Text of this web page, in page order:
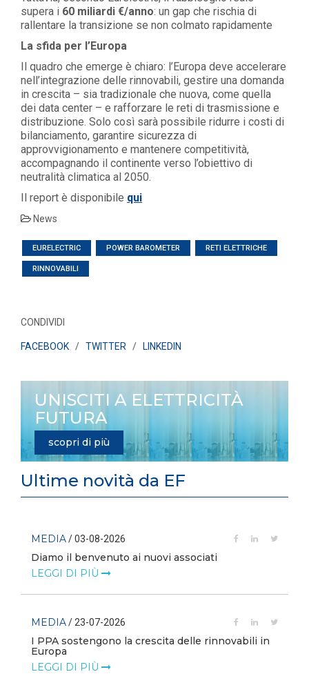
supera i 60 miliardi €/anno: un gap che rischia di
rallentare la transizione se non colmato rapidamente
La sfida per l’Europa
Il quadro che emerge è chiaro: l’Europa deve accelerare
nell’integrazione delle rinnovabili, gestire una domanda
in crescita – sia tradizionale che nuova, come quella
dei data center – e rafforzare le reti di trasmissione e
distribuzione. Solo così sarà possibile ridurre i costi di
bilanciamento, garantire sicurezza di
approvvigionamento e mantenere competitività,
accompagnando il continente verso l’obiettivo di
neutralità climatica al 2050.
Il report è disponibile qui
News
EURELECTRIC POWER BAROMETER RETI ELETTRICHE
RINNOVABILI
CONDIVIDI
FACEBOOK / TWITTER / LINKEDIN
UNISCITI A ELETTRICITÀ
FUTURA
scopri di più
Ultime novità da EF
MEDIA/ 03-08-2026
Diamo il benvenuto ai nuovi associati
LEGGI DI PIÙ
MEDIA/ 23-07-2026
I PPA sostengono la crescita delle rinnovabili in
Europa
LEGGI DI PIÙ